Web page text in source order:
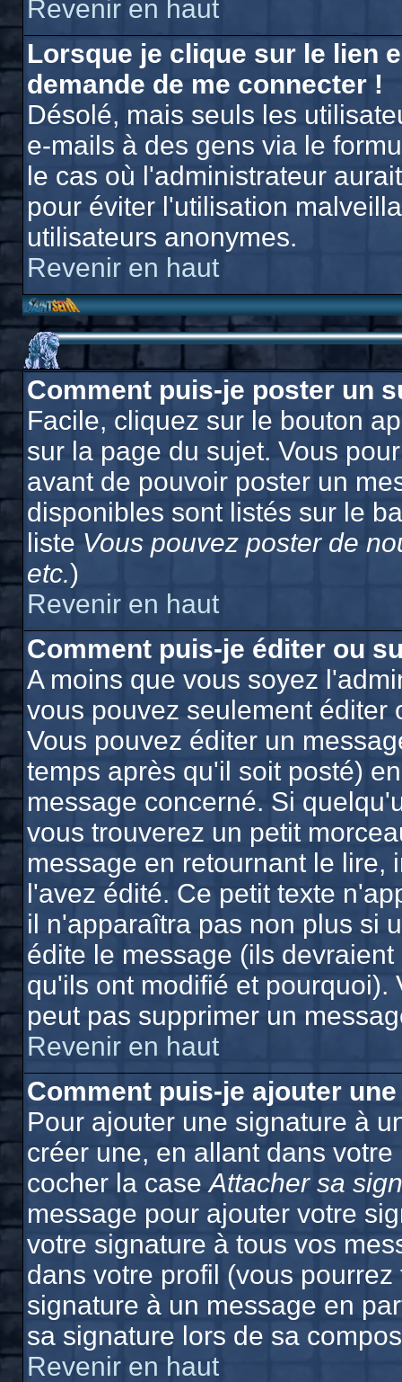
Revenir en haut
Lorsque je clique sur le lien
demande de me connecter !
Désolé, mais seuls les
e-mails à des gens via le
le cas où l'administrateur
pour éviter l'utilisation
utilisateurs anonymes.
Revenir en haut
Comment puis-je poster un
Facile, cliquez sur le bouton
sur la page du sujet. Vous
avant de pouvoir poster un
disponibles sont listés sur le
liste Vous pouvez poster de
etc.)
Revenir en haut
Comment puis-je éditer ou
A moins que vous soyez
vous pouvez seulement éditer
Vous pouvez éditer un
temps après qu'il soit posté)
message concerné. Si
vous trouverez un petit
message en retournant le lire,
l'avez édité. Ce petit texte
il n'apparaîtra pas non plus si
édite le message (ils
qu'ils ont modifié et
peut pas supprimer un
Revenir en haut
Comment puis-je ajouter
Pour ajouter une signature à
créer une, en allant dans
cocher la caseAttacher sa
message pour ajouter votre
votre signature à tous vos
dans votre profil (vous
signature à un message en
sa signature lors de sa
Revenir en haut